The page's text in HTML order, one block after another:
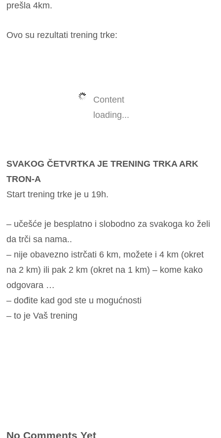
prešla 4km.
Ovo su rezultati trening trke:
Content
loading...
SVAKOG ČETVRTKA JE TRENING TRKA ARK
TRON-A
Start trening trke je u 19h.
– učešće je besplatno i slobodno za svakoga ko želi
da trči sa nama..
– nije obavezno istrčati 6 km, možete i 4 km (okret
na 2 km) ili pak 2 km (okret na 1 km) – kome kako
odgovara …
– dođite kad god ste u mogućnosti
– to je Vaš trening
No Comments Yet